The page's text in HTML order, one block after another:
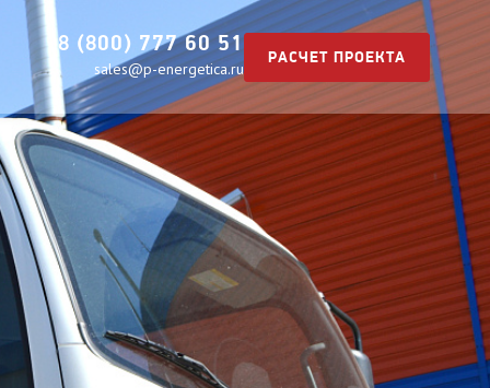
8 (800) 777 60 51
sales@p-energetica.ru
РАСЧЕТ ПРОЕКТА